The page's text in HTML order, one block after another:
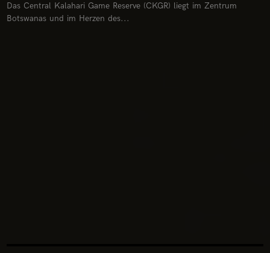
Das Central Kalahari Game Reserve (CKGR) liegt im Zentrum
Botswanas und im Herzen des...